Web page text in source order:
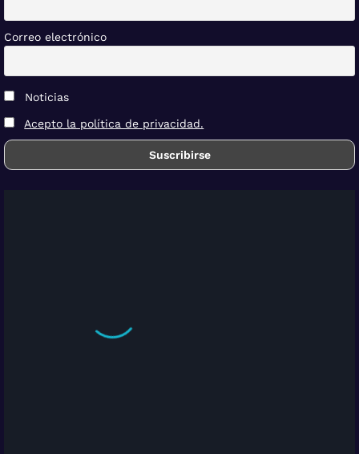
Correo electrónico
Noticias
Acepto la política de privacidad.